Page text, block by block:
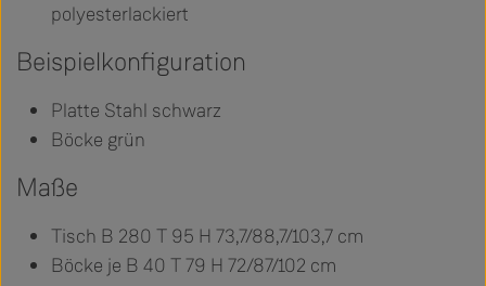
polyesterlackiert
Beispielkonfiguration
Platte Stahl schwarz
Böcke grün
Maße
Tisch B 280 T 95 H 73,7/88,7/103,7 cm
Böcke je B 40 T 79 H 72/87/102 cm